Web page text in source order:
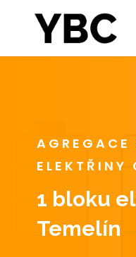
AGREGACE
ELEKTŘINY
1 bloku
Temelín